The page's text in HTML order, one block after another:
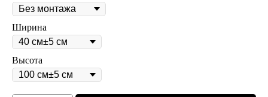
Ширина
Высота